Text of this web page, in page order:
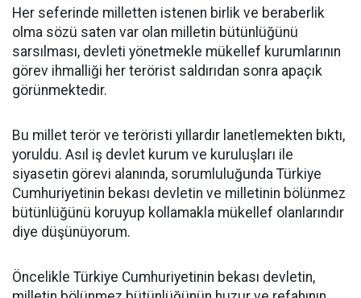
Her seferinde milletten istenen birlik ve beraberlik
olma sözü saten var olan milletin bütünlüğünü
sarsılması, devleti yönetmekle mükellef kurumlarının
görev ihmalliği her terörist saldırıdan sonra apaçık
görünmektedir.
Bu millet terör ve teröristi yıllardır lanetlemekten bıktı,
yoruldu. Asıl iş devlet kurum ve kuruluşları ile
siyasetin görevi alanında, sorumluluğunda Türkiye
Cumhuriyetinin bekası devletin ve milletinin bölünmez
bütünlüğünü koruyup kollamakla mükellef olanlarındır
diye düşünüyorum.
Öncelikle Türkiye Cumhuriyetinin bekası devletin,